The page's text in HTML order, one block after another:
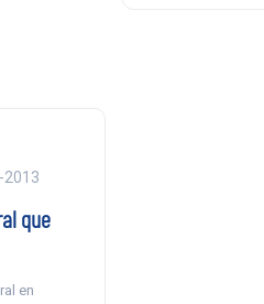
2013
que
en